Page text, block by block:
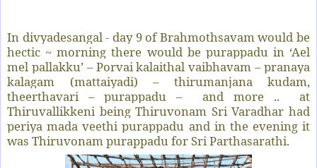
In divyadesangal - day 9 of Brahmothsavam would be
hectic ~ morning there would be purappadu in ‘Ael
mel pallakku’ – Porvai kalaithal vaibhavam – pranaya
kalagam (mattaiyadi) – thirumanjana kudam,
theerthavari – purappadu –
and more ..
at
Thiruvallikkeni being Thiruvonam Sri Varadhar had
periya mada veethi purappadu and in the evening it
was Thiruvonam purappadu for Sri Parthasarathi.